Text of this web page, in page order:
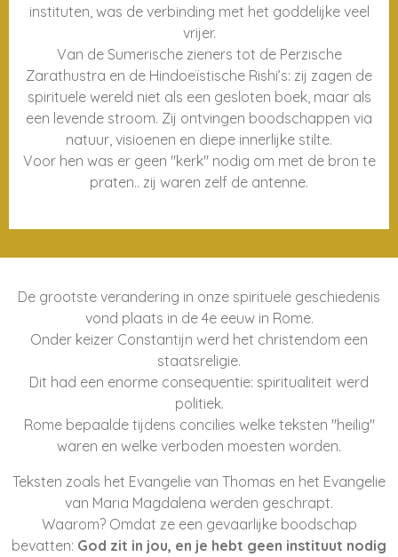
instituten, was de verbinding met het goddelijke veel
vrijer.
Van de Sumerische zieners tot de Perzische
Zarathustra en de Hindoeïstische Rishi’s: zij zagen de
spirituele wereld niet als een gesloten boek, maar als
een levende stroom. Zij ontvingen boodschappen via
natuur, visioenen en diepe innerlijke stilte.
Voor hen was er geen "kerk" nodig om met de bron te
praten.. zij waren zelf de antenne.
De grootste verandering in onze spirituele geschiedenis
vond plaats in de 4e eeuw in Rome.
Onder keizer Constantijn werd het christendom een
staatsreligie.
Dit had een enorme consequentie: spiritualiteit werd
politiek.
Rome bepaalde tijdens concilies welke teksten "heilig"
waren en welke verboden moesten worden.
Teksten zoals het Evangelie van Thomas en het Evangelie
van Maria Magdalena werden geschrapt.
Waarom? Omdat ze een gevaarlijke boodschap
bevatten: God zit in jou, en je hebt geen instituut nodig